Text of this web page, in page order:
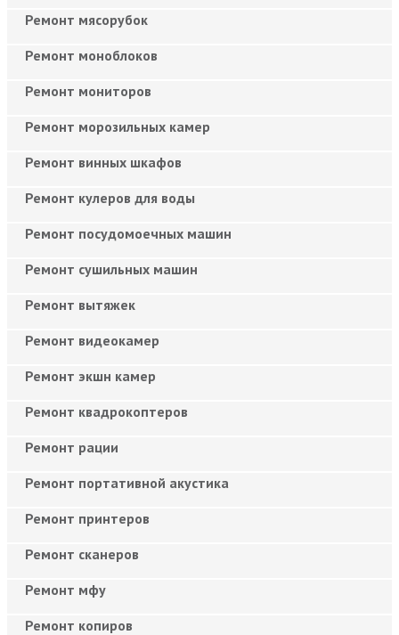
Ремонт мясорубок
Ремонт моноблоков
Ремонт мониторов
Ремонт морозильных камер
Ремонт винных шкафов
Ремонт кулеров для воды
Ремонт посудомоечных машин
Ремонт сушильных машин
Ремонт вытяжек
Ремонт видеокамер
Ремонт экшн камер
Ремонт квадрокоптеров
Ремонт рации
Ремонт портативной акустика
Ремонт принтеров
Ремонт сканеров
Ремонт мфу
Ремонт копиров